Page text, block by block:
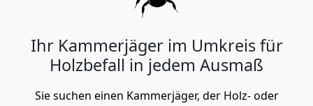
Ihr Kammerjäger im Umkreis für
Holzbefall in jedem Ausmaß
Sie suchen einen Kammerjäger, der Holz- oder